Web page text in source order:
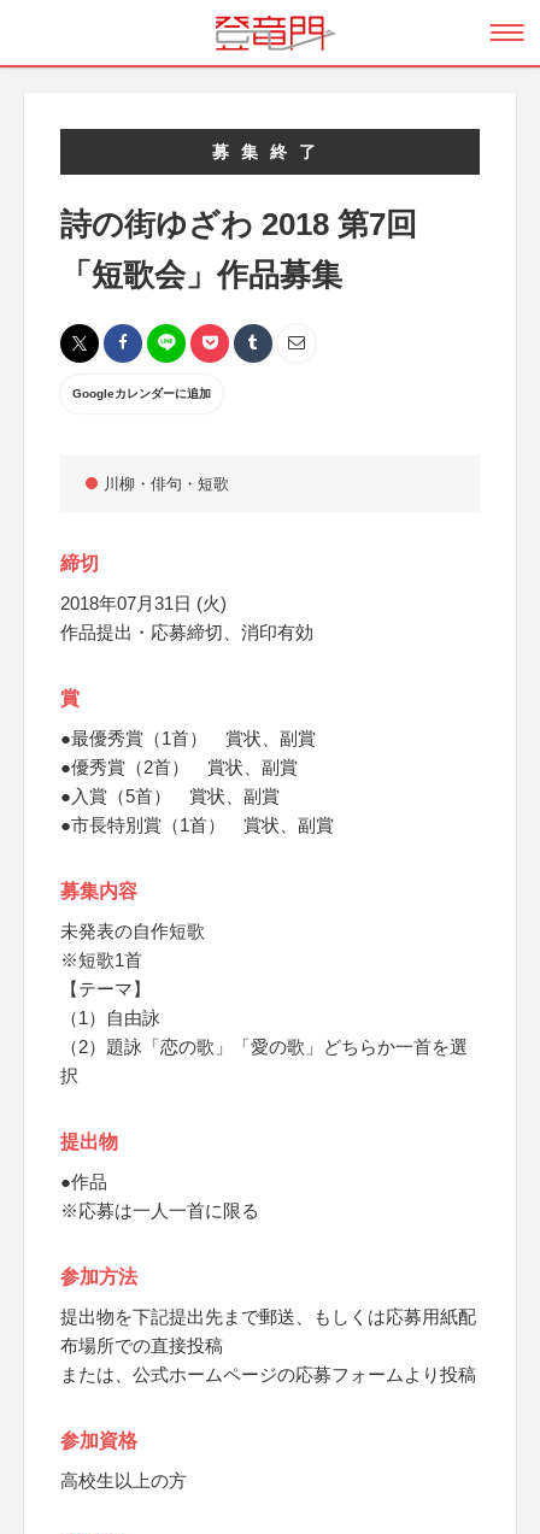
募集終了
詩の街ゆざわ 2018 第7回
「短歌会」作品募集
Googleカレンダーに追加
川柳・俳句・短歌
締切
2018年07月31日 (火)
作品提出・応募締切、消印有効
賞
●最優秀賞（1首） 賞状、副賞
●優秀賞（2首） 賞状、副賞
●入賞（5首） 賞状、副賞
●市長特別賞（1首） 賞状、副賞
募集内容
未発表の自作短歌
※短歌1首
【テーマ】
（1）自由詠
（2）題詠「恋の歌」「愛の歌」どちらか一首を選
択
提出物
●作品
※応募は一人一首に限る
参加方法
提出物を下記提出先まで郵送、もしくは応募用紙配
布場所での直接投稿
または、公式ホームページの応募フォームより投稿
参加資格
高校生以上の方